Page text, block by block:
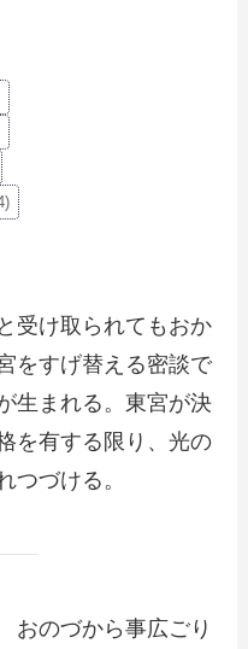
受け取られてもおか
をすげ替える密談で
生まれる。東宮が決
を有する限り、光の
つづける。
のづから事広ごり